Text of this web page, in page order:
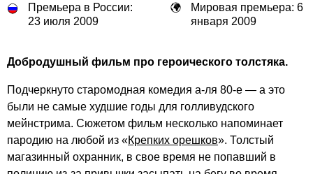
Премьера в России:
23 июля 2009
Мировая премьера: 6
января 2009
Добродушный фильм про героического толстяка.
Подчеркнуто старомодная комедия а-ля 80-е — а это
были не самые худшие годы для голливудского
мейнстрима. Сюжетом фильм несколько напоминает
пародию на любой из «Крепких орешков». Толстый
магазинный охранник, в свое время не попавший в